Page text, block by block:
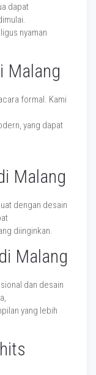
dapat
nyaman
Malang
formal. Kami
yang dapat
Malang
dengan desain
diinginkan.
Malang
dan desain
yang lebih